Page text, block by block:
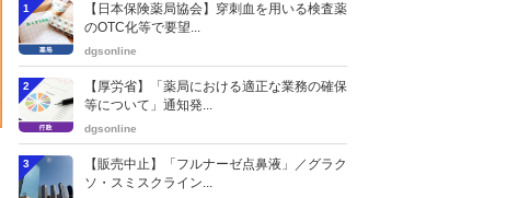
1
【日本保険薬局協会】穿刺血を用いる検査薬
のOTC化等で要望...
dgsonline
2
【厚労省】「薬局における適正な業務の確保
等について」通知発...
dgsonline
3
【販売中止】「フルナーゼ点鼻液」／グラク
ソ・スミスクライン...